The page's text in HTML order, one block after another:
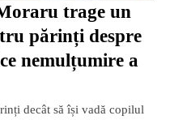
trage un
părinți despre
nemulțumire a
decât să își vadă copilul